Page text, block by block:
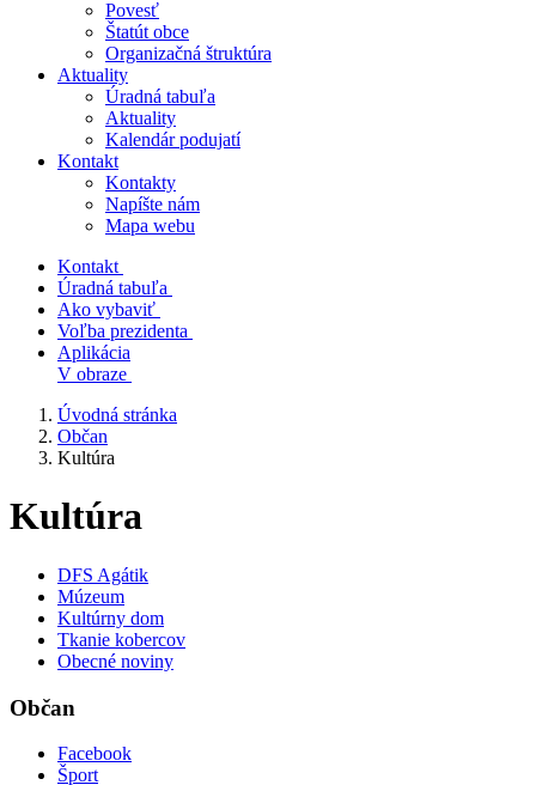
Povesť
Štatút obce
Organizačná štruktúra
Aktuality
Úradná tabuľa
Aktuality
Kalendár podujatí
Kontakt
Kontakty
Napíšte nám
Mapa webu
Kontakt
Úradná tabuľa
Ako vybaviť
Voľba prezidenta
Aplikácia
V obraze
Úvodná stránka
Občan
Kultúra
Kultúra
DFS Agátik
Múzeum
Kultúrny dom
Tkanie kobercov
Obecné noviny
Občan
Facebook
Šport